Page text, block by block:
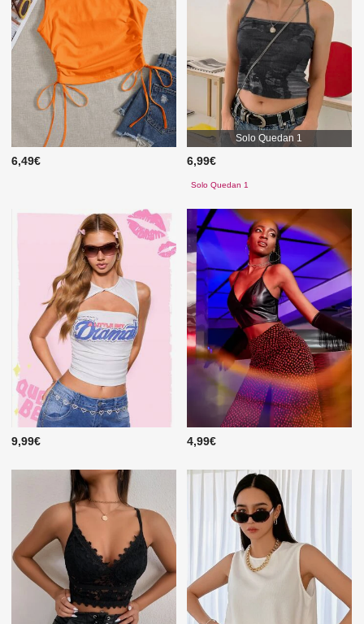
6,49€
Solo Quedan 1
6,99€
Solo Quedan 1
9,99€ 4,99€